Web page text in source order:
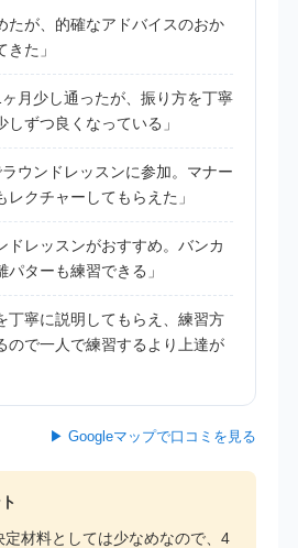
たが、的確なアドバイスのおか
た」
ヶ月少し通ったが、振り方を丁寧
ずつ良くなっている」
ラウンドレッスンに参加。マナー
クチャーしてもらえた」
ドレッスンがおすすめ。バンカ
ターも練習できる」
丁寧に説明してもらえ、練習方
ので一人で練習するより上達が
▶ Googleマップで口コミを見る
定材料としては少なめなので、4